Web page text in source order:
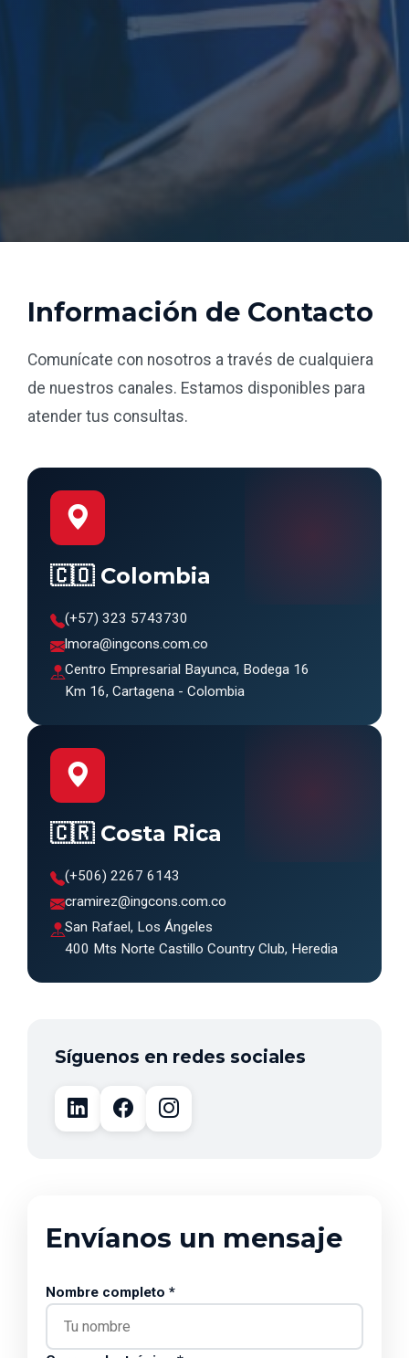
Información de Contacto
Comunícate con nosotros a través de cualquiera
de nuestros canales. Estamos disponibles para
atender tus consultas.
🇨🇴 Colombia
(+57) 323 5743730
lmora@ingcons.com.co
Centro Empresarial Bayunca, Bodega 16
Km 16, Cartagena - Colombia
🇨🇷 Costa Rica
(+506) 2267 6143
cramirez@ingcons.com.co
San Rafael, Los Ángeles
400 Mts Norte Castillo Country Club, Heredia
Síguenos en redes sociales
Envíanos un mensaje
Nombre completo *